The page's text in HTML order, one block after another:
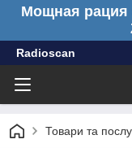
Мощная рация
Radioscan
Товари та